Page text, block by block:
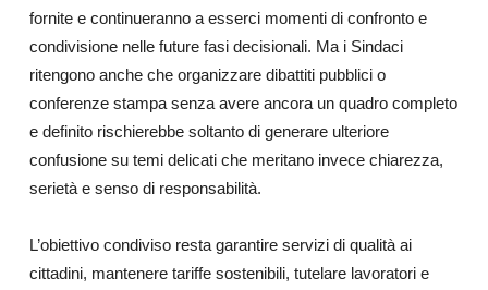
fornite e continueranno a esserci momenti di confronto e
condivisione nelle future fasi decisionali. Ma i Sindaci
ritengono anche che organizzare dibattiti pubblici o
conferenze stampa senza avere ancora un quadro completo
e definito rischierebbe soltanto di generare ulteriore
confusione su temi delicati che meritano invece chiarezza,
serietà e senso di responsabilità.
L’obiettivo condiviso resta garantire servizi di qualità ai
cittadini, mantenere tariffe sostenibili, tutelare lavoratori e